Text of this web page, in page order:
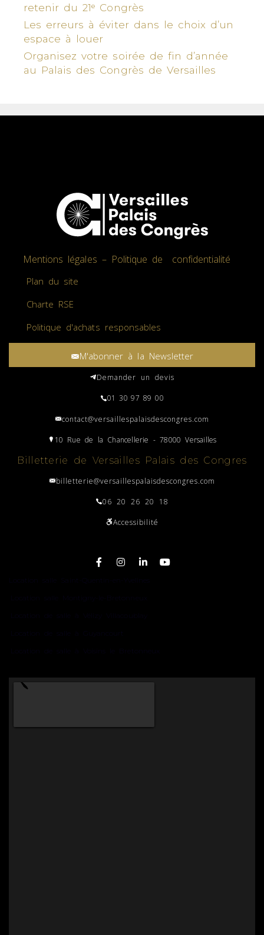
retenir du 21ᵉ Congrès
Les erreurs à éviter dans le choix d’un
espace à louer
Organisez votre soirée de fin d’année
au Palais des Congrès de Versailles
Mentions légales – Politique de confidentialité
Plan du site
Charte RSE
Politique d'achats responsables
M'abonner à la Newsletter
Demander un devis
01 30 97 89 00
contact@versaillespalaisdescongres.com
10 Rue de la Chancellerie - 78000 Versailles
Billetterie de Versailles Palais des Congres
billetterie@versaillespalaisdescongres.com
06 20 26 20 18
Accessibilité
Location salle Saint-Quentin-en-Yvelines
Location salle Montigny-le-Bretonneux
Location de salle à Vélizy Villacoublay
Location de salle à Guyancourt
Location de salle à Voisins le Bretonneux